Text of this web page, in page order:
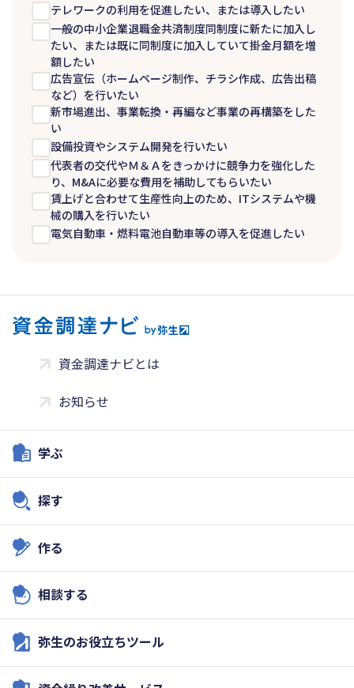
テレワークの利用を促進したい、または導入したい
一般の中小企業退職金共済制度同制度に新たに加入し
たい、または既に同制度に加入していて掛金月額を増
額したい
広告宣伝（ホームページ制作、チラシ作成、広告出稿
など）を行いたい
新市場進出、事業転換・再編など事業の再構築をした
い
設備投資やシステム開発を行いたい
代表者の交代やＭ＆Ａをきっかけに競争力を強化した
り、M&Aに必要な費用を補助してもらいたい
賃上げと合わせて生産性向上のため、ITシステムや機
械の購入を行いたい
電気自動車・燃料電池自動車等の導入を促進したい
資金調達ナビとは
お知らせ
学ぶ
探す
作る
相談する
弥生のお役立ちツール